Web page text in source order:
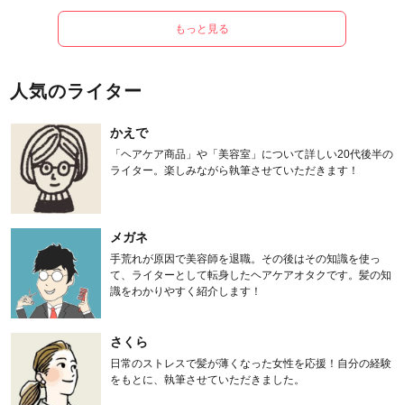
もっと見る
人気のライター
かえで
「ヘアケア商品」や「美容室」について詳しい20代後半の
ライター。楽しみながら執筆させていただきます！
メガネ
手荒れが原因で美容師を退職。その後はその知識を使っ
て、ライターとして転身したヘアケアオタクです。髪の知
識をわかりやすく紹介します！
さくら
日常のストレスで髪が薄くなった女性を応援！自分の経験
をもとに、執筆させていただきました。